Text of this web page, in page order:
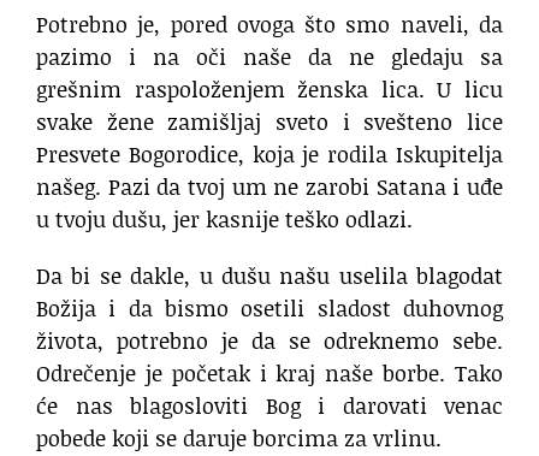
Potrebno je, pored ovoga što smo naveli, da
pazimo i na oči naše da ne gledaju sa
grešnim raspoloženjem ženska lica. U licu
svake žene zamišljaj sveto i svešteno lice
Presvete Bogorodice, koja je rodila Iskupitelja
našeg. Pazi da tvoj um ne zarobi Satana i uđe
u tvoju dušu, jer kasnije teško odlazi.
Da bi se dakle, u dušu našu uselila blagodat
Božija i da bismo osetili sladost duhovnog
života, potrebno je da se odreknemo sebe.
Odrečenje je početak i kraj naše borbe. Tako
će nas blagosloviti Bog i darovati venac
pobede koji se daruje borcima za vrlinu.